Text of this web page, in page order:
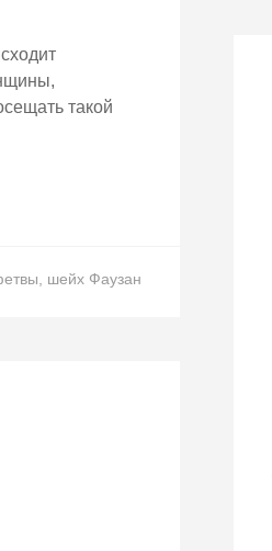
такой
шейх Фаузан